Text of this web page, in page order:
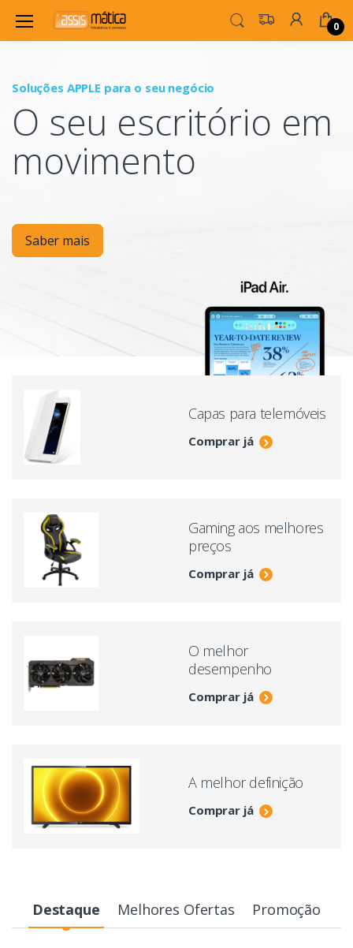
0
Soluções APPLE para o seu negócio
O seu escritório em
movimento
Saber mais
Capas para telemóveis
Comprar já
Gaming aos melhores
preços
Comprar já
O melhor
desempenho
Comprar já
A melhor definição
Comprar já
Destaque Melhores Ofertas Promoção